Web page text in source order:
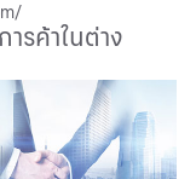
รค้าในต่าง